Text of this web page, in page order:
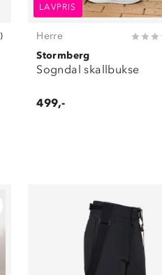
)
LAVPRIS
Herre
Stormberg
Sogndal skallbukse
499,-